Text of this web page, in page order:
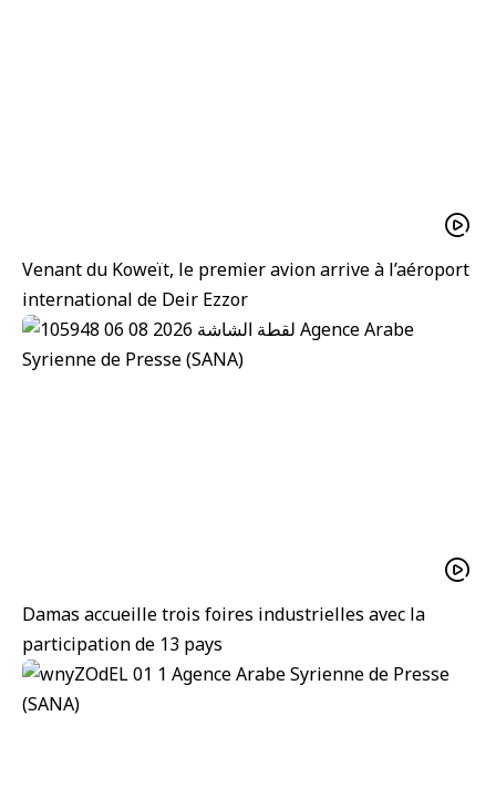
Venant du Koweït, le premier avion arrive à l’aéroport
international de Deir Ezzor
Damas accueille trois foires industrielles avec la
participation de 13 pays